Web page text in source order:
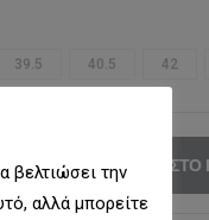
39.5 40.5 42
ΠΡΟΣΘΉΚΗ ΣΤΟ
βελτιώσει την
αλλά μπορείτε